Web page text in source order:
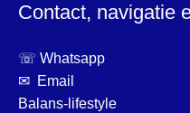
Contact, navigatie
☏ Whatsapp
✉ Email
Balans-lifestyle